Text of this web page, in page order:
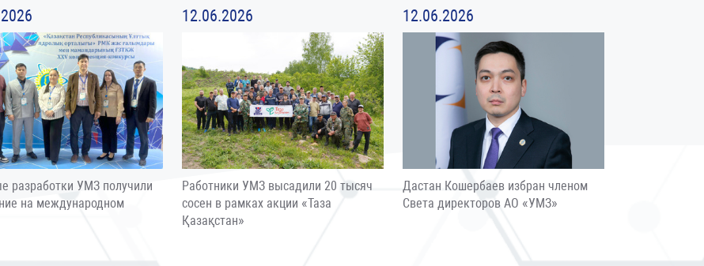
разработки УМЗ получили
на международном
12.06.2026
Работники УМЗ высадили 20 тысяч
сосен в рамках акции «Таза
Қазақстан»
12.06.2026
Дастан Кошербаев избран членом
Света директоров АО «УМЗ»